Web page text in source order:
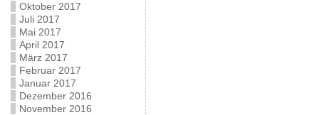
Oktober 2017
Juli 2017
Mai 2017
April 2017
März 2017
Februar 2017
Januar 2017
Dezember 2016
November 2016